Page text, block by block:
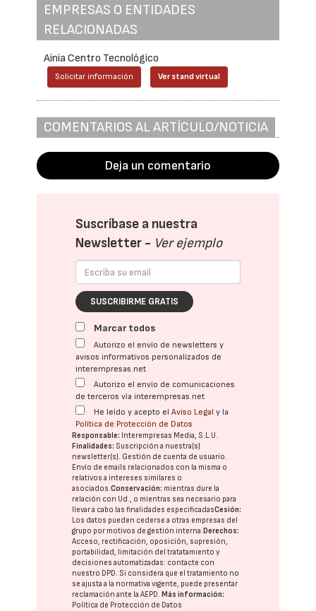
EMPRESAS O ENTIDADES
RELACIONADAS
Ainia Centro Tecnológico
Solicitar información Ver stand virtual
COMENTARIOS AL ARTÍCULO/NOTICIA
Deja un comentario
Suscríbase a nuestra
Newsletter - Ver ejemplo
SUSCRIBIRME GRATIS
Marcar todos
Autorizo el envío de newsletters y
avisos informativos personalizados de
interempresas.net
Autorizo el envío de comunicaciones
de terceros vía interempresas.net
He leído y acepto elAviso Legal y la
Política de Protección de Datos
Responsable: Interempresas Media, S.L.U.
Finalidades: Suscripción a nuestra(s)
newsletter(s). Gestión de cuenta de usuario.
Envío de emails relacionados con la misma o
relativos a intereses similares o
asociados.Conservación: mientras dure la
relación con Ud., o mientras sea necesario para
llevar a cabo las finalidades especificadasCesión:
Los datos pueden cederse a otras empresas del
grupo por motivos de gestión interna. Derechos:
Acceso, rectificación, oposición, supresión,
portabilidad, limitación del tratatamiento y
decisiones automatizadas: contacte con
nuestro DPD. Si considera que el tratamiento no
se ajusta a la normativa vigente, puede presentar
reclamación ante laAEPD. Más información:
Política de Protección de Datos